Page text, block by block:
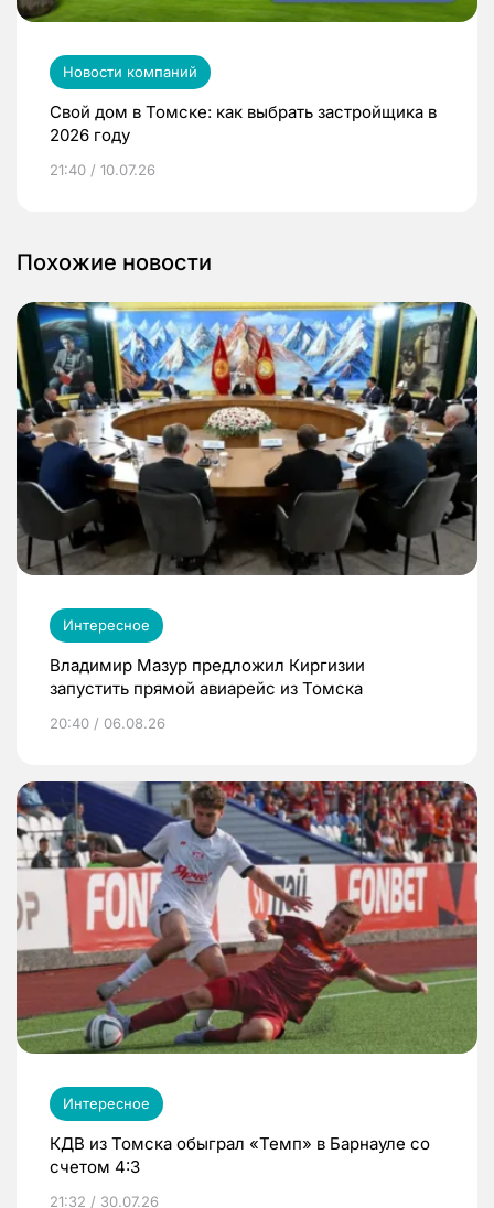
Новости компаний
Свой дом в Томске: как выбрать застройщика в
2026 году
21:40 / 10.07.26
Похожие новости
Интересное
Владимир Мазур предложил Киргизии
запустить прямой авиарейс из Томска
20:40 / 06.08.26
Интересное
КДВ из Томска обыграл «Темп» в Барнауле со
счетом 4:3
21:32 / 30.07.26